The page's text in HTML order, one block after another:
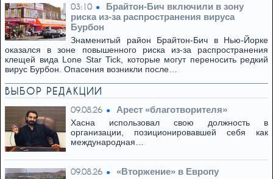
03:10
Брайтон-Бич включили в зону
риска из-за распространения вируса
Бурбон
Знаменитый район Брайтон-Бич в Нью-Йорке
оказался в зоне повышенного риска из-за распространения
клещей вида Lone Star Tick, которые могут переносить редкий
вирус Бурбон. Опасения возникли после…
ВЫБОР РЕДАКЦИИ
09.08.26 Арест «благотворителя»
Хасна использовал свою должность в
организации, позиционировавшей себя как
международная…
09.08.26 «Вторжение» в Европу